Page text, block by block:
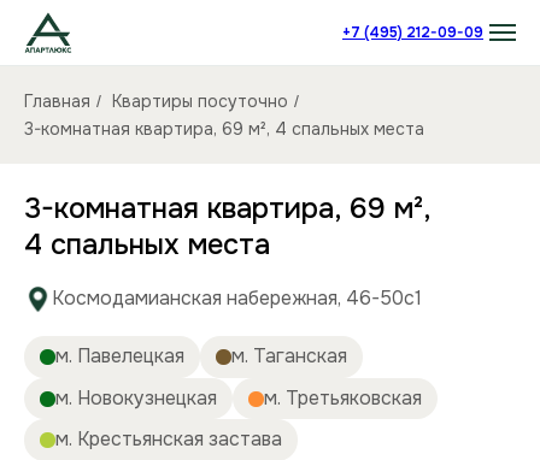
+7 (495) 212-09-09
Главная / Квартиры посуточно /
3-комнатная квартира, 69 м², 4 спальных места
Количество комнат:
Спальных мест:4
Количество человек:
Этаж:3/8 этаж
м. Новокузнецкая м. Третьяковская
Космодамианская набережная, 46-50с1